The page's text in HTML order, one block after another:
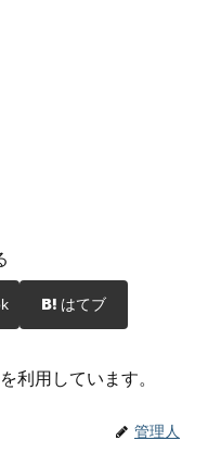
はてブ
利用しています。
管理人